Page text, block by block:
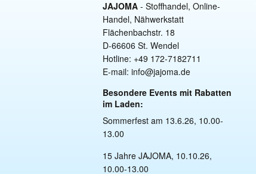
JAJOMA - Stoffhandel, Online-
Handel, Nähwerkstatt
Flächenbachstr. 18
D-66606 St. Wendel
Hotline: +49 172-7182711
E-mail: info@jajoma.de
Besondere Events mit Rabatten
im Laden:
Sommerfest am 13.6.26, 10.00-
13.00
15 Jahre JAJOMA, 10.10.26,
10.00-13.00